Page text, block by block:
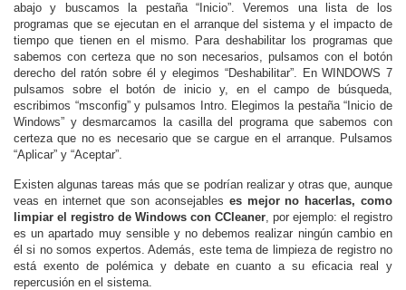
abajo y buscamos la pestaña “Inicio”. Veremos una lista de los
programas que se ejecutan en el arranque del sistema y el impacto de
tiempo que tienen en el mismo. Para deshabilitar los programas que
sabemos con certeza que no son necesarios, pulsamos con el botón
derecho del ratón sobre él y elegimos “Deshabilitar”. En WINDOWS 7
pulsamos sobre el botón de inicio y, en el campo de búsqueda,
escribimos “msconfig” y pulsamos Intro. Elegimos la pestaña “Inicio de
Windows” y desmarcamos la casilla del programa que sabemos con
certeza que no es necesario que se cargue en el arranque. Pulsamos
“Aplicar” y “Aceptar”.
Existen algunas tareas más que se podrían realizar y otras que, aunque
veas en internet que son aconsejables es mejor no hacerlas, como
limpiar el registro de Windows con CCleaner, por ejemplo: el registro
es un apartado muy sensible y no debemos realizar ningún cambio en
él si no somos expertos. Además, este tema de limpieza de registro no
está exento de polémica y debate en cuanto a su eficacia real y
repercusión en el sistema.